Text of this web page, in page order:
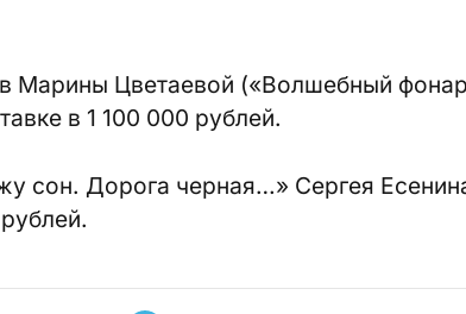
Марины Цветаевой («Волшебный
в 1 100 000 рублей.
сон. Дорога черная…» Сергея